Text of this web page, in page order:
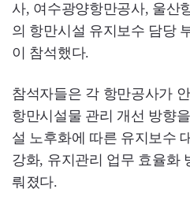
사, 여수광양항만공사, 울산
의 항만시설 유지보수 담당
이 참석했다.
참석자들은 각 항만공사가
항만시설물 관리 개선 방향
설 노후화에 따른 유지보수
강화, 유지관리 업무 효율화
뤄졌다.